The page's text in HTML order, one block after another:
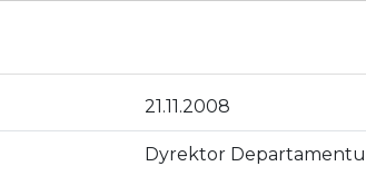
21.11.2008
Dyrektor